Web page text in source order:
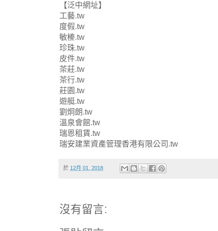
【泛中網址】
工藝.tw
度假.tw
敏榛.tw
珍珠.tw
皮件.tw
茶莊.tw
茶行.tw
莊園.tw
遊艇.tw
劉炯朗.tw
溫泉會館.tw
瑞恩租賃.tw
瑞安建業資產管理香港有限公司.tw
於 12月 01, 2018
沒有留言: